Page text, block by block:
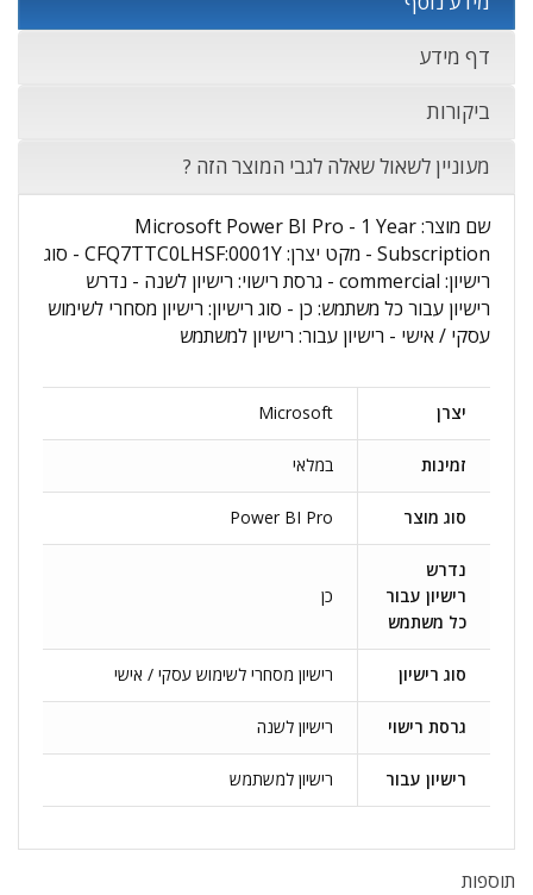
דף מידע
ביקורות
מעוניין לשאול שאלה לגבי המוצר הזה ?
שם מוצר: Microsoft Power BI Pro - 1 Year
Subscription - מקט יצרן: CFQ7TTC0LHSF:0001Y - סוג
רישיון: commercial - גרסת רישוי: רישיון לשנה - נדרש
רישיון עבור כל משתמש: כן - סוג רישיון: רישיון מסחרי לשימוש
עסקי / אישי - רישיון עבור: רישיון למשתמש
יצרן Microsoft
זמינות במלאי
סוג מוצר Power BI Pro
נדרש
רישיון עבור
כל משתמש
כן
סוג רישיון רישיון מסחרי לשימוש עסקי / אישי
גרסת רישוי רישיון לשנה
רישיון עבור רישיון למשתמש
תוספות